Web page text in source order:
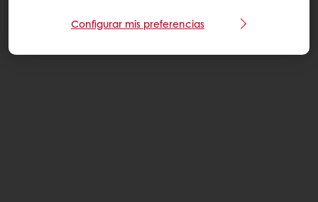
Configurar mis preferencias